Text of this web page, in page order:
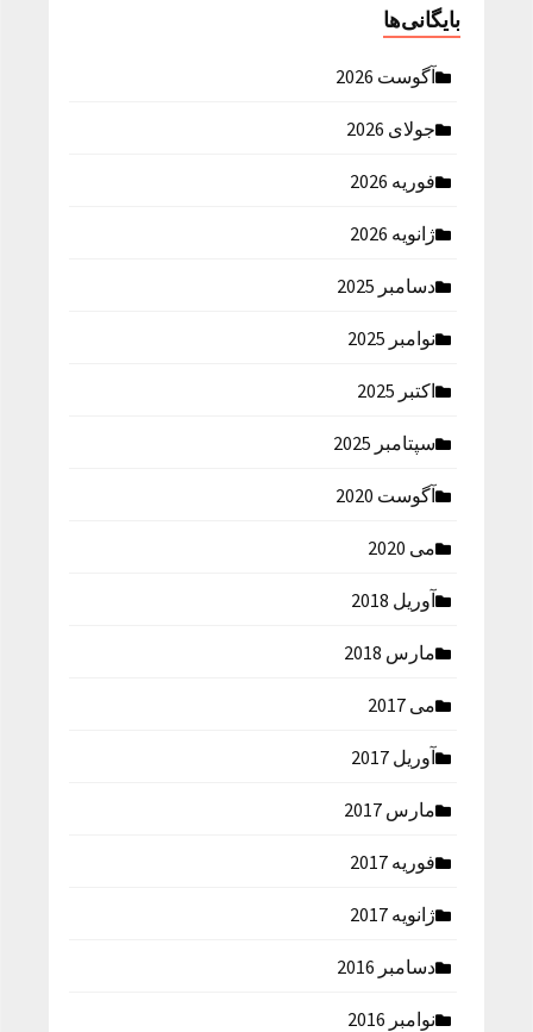
بایگانی‌ها
آگوست 2026
جولای 2026
فوریه 2026
ژانویه 2026
دسامبر 2025
نوامبر 2025
اکتبر 2025
سپتامبر 2025
آگوست 2020
می 2020
آوریل 2018
مارس 2018
می 2017
آوریل 2017
مارس 2017
فوریه 2017
ژانویه 2017
دسامبر 2016
نوامبر 2016